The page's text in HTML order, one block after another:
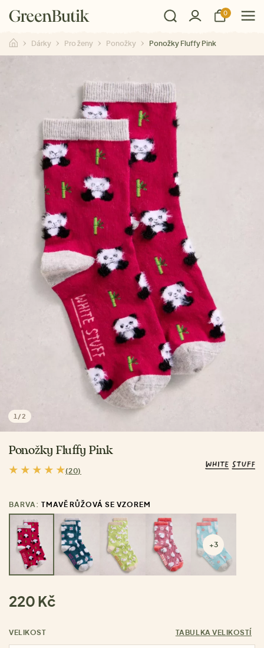
0
Dárky Pro ženy Ponožky Ponožky Fluffy Pink
1 /2
Ponožky Fluffy Pink
(20)
BARVA: TMAVĚ RŮŽOVÁ SE VZOREM
+3
220 Kč
VELIKOST TABULKA VELIKOSTÍ